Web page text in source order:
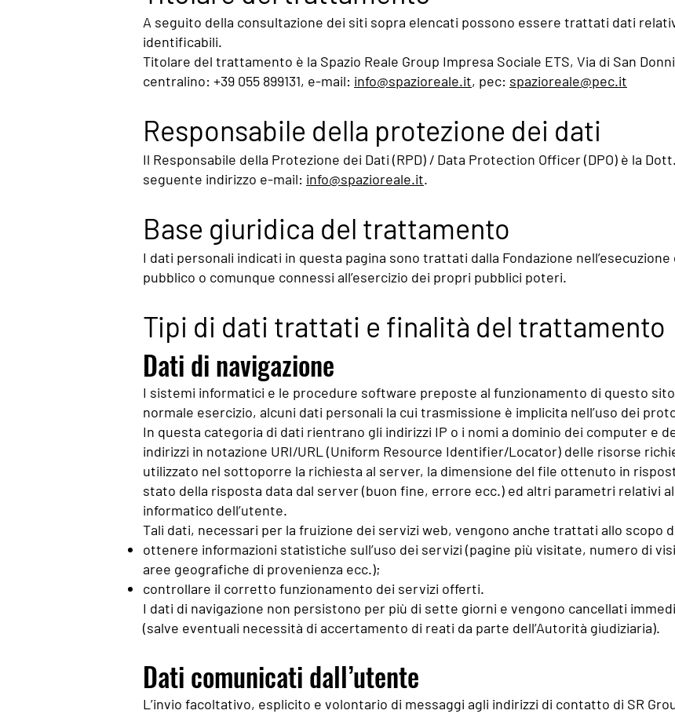
A seguito della consultazione dei siti sopra elencati possono essere trattati dati
identificabili.
Titolare del trattamento è la Spazio Reale Group Impresa Sociale ETS, Via di San
centralino: +39 055 899131, e-mail: info@spazioreale.it, pec: spazioreale@pec.it
Responsabile della protezione dei dati
Il Responsabile della Protezione dei Dati (RPD) / Data Protection Officer (DPO) è la
seguente indirizzo e-mail: info@spazioreale.it.
Base giuridica del trattamento
I dati personali indicati in questa pagina sono trattati dalla Fondazione
pubblico o comunque connessi all’esercizio dei propri pubblici poteri.
Tipi di dati trattati e finalità del trattamento
Dati di navigazione
I sistemi informatici e le procedure software preposte al funzionamento di questo
normale esercizio, alcuni dati personali la cui trasmissione è implicita nell’uso dei
In questa categoria di dati rientrano gli indirizzi IP o i nomi a dominio dei computer e
indirizzi in notazione URI/URL (Uniform Resource Identifier/Locator) delle risorse
utilizzato nel sottoporre la richiesta al server, la dimensione del file ottenuto in
stato della risposta data dal server (buon fine, errore ecc.) ed altri parametri relativi
informatico dell’utente.
Tali dati, necessari per la fruizione dei servizi web, vengono anche trattati allo scopo
ottenere informazioni statistiche sull’uso dei servizi (pagine più visitate, numero di
aree geografiche di provenienza ecc.);
controllare il corretto funzionamento dei servizi offerti.
I dati di navigazione non persistono per più di sette giorni e vengono cancellati
(salve eventuali necessità di accertamento di reati da parte dell’Autorità giudiziaria).
Dati comunicati dall’utente
L’invio facoltativo, esplicito e volontario di messaggi agli indirizzi di contatto di SR